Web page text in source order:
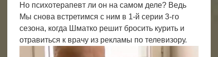
Но психотерапевт ли он на самом деле? Ведь
Мы снова встретимся с ним в 1-й серии 3-го
сезона, когда Шматко решит бросить курить и
отравиться к врачу из рекламы по телевизору.